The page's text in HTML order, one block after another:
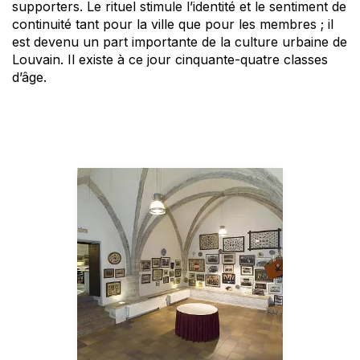
supporters. Le rituel stimule l’identité et le sentiment de
continuité tant pour la ville que pour les membres ; il
est devenu un part importante de la culture urbaine de
Louvain. Il existe à ce jour cinquante-quatre classes
d’âge.